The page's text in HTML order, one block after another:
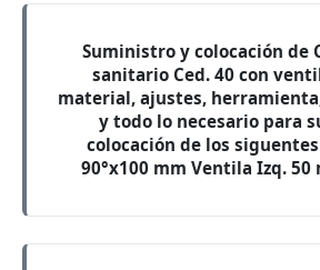
Suministro y colocación de
sanitario Ced. 40 con
material, ajustes,
y todo lo necesario para
colocación de los
90°x100 mm Ventila Izq. 50